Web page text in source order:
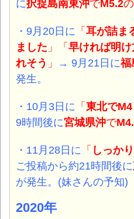
に択捉島南東沖でM5.2の
・9月20日に 「 耳が詰ま
ました 」「 早ければ明
れそう 」 → 9月21日に福
発生。
・10月3日に 「 東北で
9時間後に宮城県沖で
・11月28日に 「 しっか
ご投稿から約21時間後に
が発生。(妹さんの予知)
2020年